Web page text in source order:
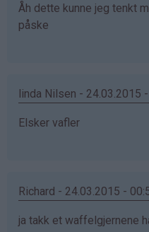
Åh dette kunne jeg tenkt
påske
linda Nilsen - 24.03.2015
Elsker vafler
Richard - 24.03.2015 -
ja takk et waffelgjernene